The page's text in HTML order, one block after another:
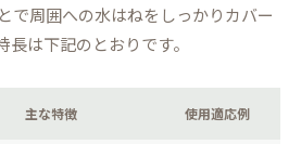
で周囲への水はねをしっかりカバー
は下記のとおりです。
主な特徴 使用適応例